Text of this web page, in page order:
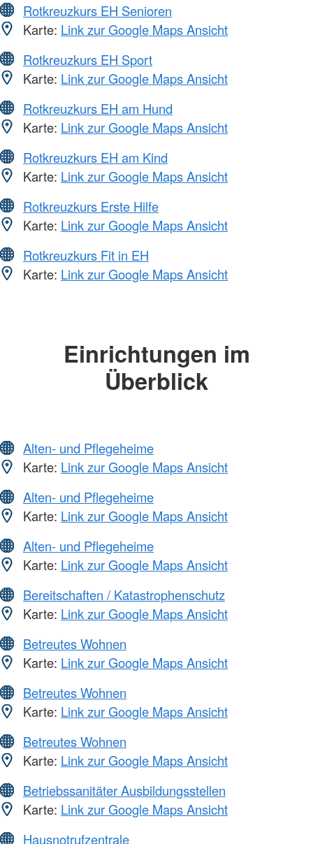
Rotkreuzkurs EH Senioren
Karte: Link zur Google Maps Ansicht
Rotkreuzkurs EH Sport
Karte: Link zur Google Maps Ansicht
Rotkreuzkurs EH am Hund
Karte: Link zur Google Maps Ansicht
Rotkreuzkurs EH am Kind
Karte: Link zur Google Maps Ansicht
Rotkreuzkurs Erste Hilfe
Karte: Link zur Google Maps Ansicht
Rotkreuzkurs Fit in EH
Karte: Link zur Google Maps Ansicht
Einrichtungen im
Überblick
Alten- und Pflegeheime
Karte: Link zur Google Maps Ansicht
Alten- und Pflegeheime
Karte: Link zur Google Maps Ansicht
Alten- und Pflegeheime
Karte: Link zur Google Maps Ansicht
Bereitschaften / Katastrophenschutz
Karte: Link zur Google Maps Ansicht
Betreutes Wohnen
Karte: Link zur Google Maps Ansicht
Betreutes Wohnen
Karte: Link zur Google Maps Ansicht
Betreutes Wohnen
Karte: Link zur Google Maps Ansicht
Betriebssanitäter Ausbildungsstellen
Karte: Link zur Google Maps Ansicht
Hausnotrufzentrale